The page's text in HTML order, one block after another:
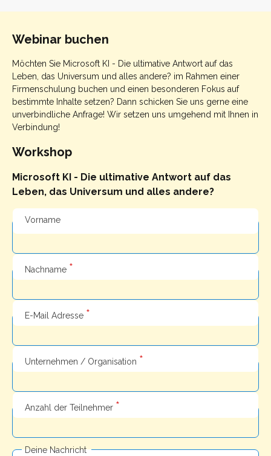
Webinar buchen
Möchten Sie Microsoft KI - Die ultimative Antwort auf das
Leben, das Universum und alles andere? im Rahmen einer
Firmenschulung buchen und einen besonderen Fokus auf
bestimmte Inhalte setzen? Dann schicken Sie uns gerne eine
unverbindliche Anfrage! Wir setzen uns umgehend mit Ihnen in
Verbindung!
Workshop
Microsoft KI - Die ultimative Antwort auf das
Leben, das Universum und alles andere?
Vorname
Nachname *
E-Mail Adresse *
Unternehmen / Organisation *
Anzahl der Teilnehmer *
Deine Nachricht